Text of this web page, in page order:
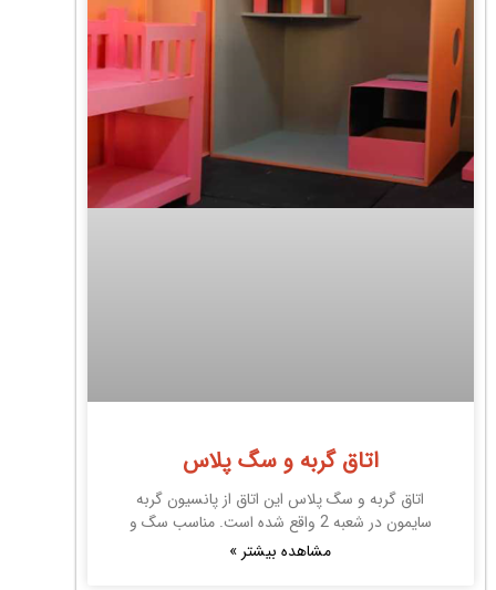
اتاق گربه و سگ پلاس
اتاق گربه و سگ پلاس این اتاق از پانسیون گربه
سایمون در شعبه 2 واقع شده است. مناسب سگ و
مشاهده بیشتر »